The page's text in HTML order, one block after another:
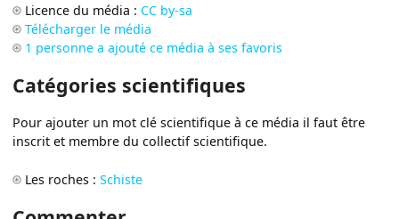
Licence du média : CC by-sa
Télécharger le média
1 personne a ajouté ce média à ses favoris
Catégories scientifiques
Pour ajouter un mot clé scientifique à ce média il faut être
inscrit et membre du collectif scientifique.
Les roches :Schiste